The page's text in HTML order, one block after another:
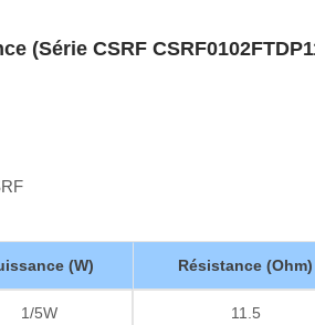
(Série CSRF
(W) Résistance (Ohm)
1/5W 11.5